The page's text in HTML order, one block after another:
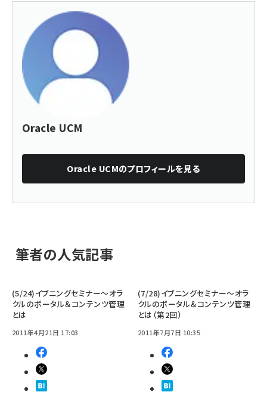
Oracle UCM
Oracle UCMのプロフィールを見る
筆者の人気記事
(5/24)イブニングセミナー～オラ
クルのポータル＆コンテンツ管理
とは
2011年4月21日 17:03
(7/28)イブニングセミナー～オラ
クルのポータル＆コンテンツ管理
とは（第2回）
2011年7月7日 10:35